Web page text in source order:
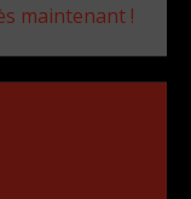
maintenant !